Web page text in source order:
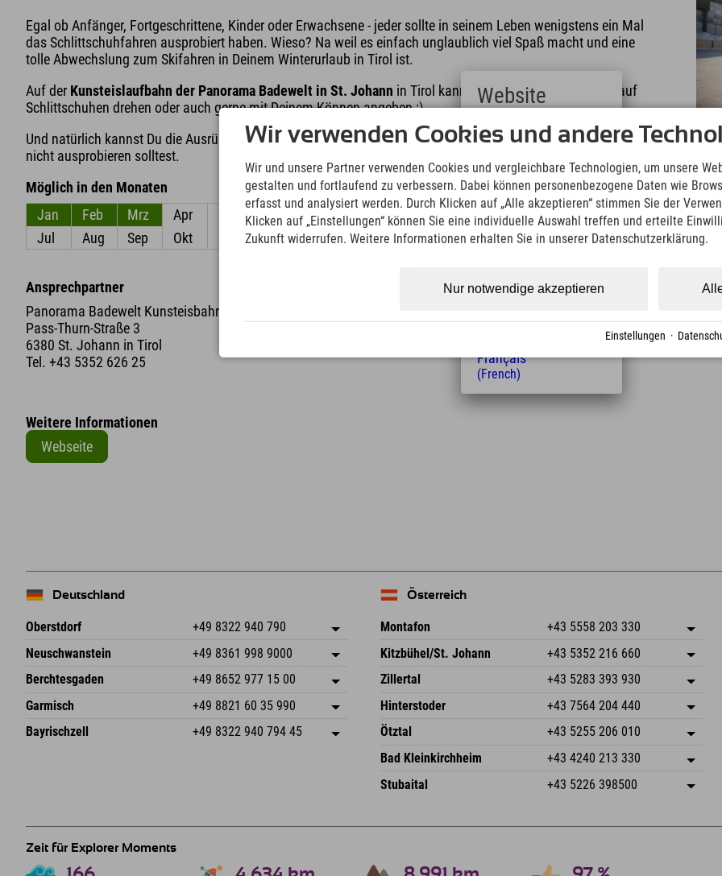
Egal ob Anfänger, Fortgeschrittene, Kinder oder Erwachsene - jeder sollte in seinem Leben wenigstens ein Mal
das Schlittschuhfahren ausprobiert haben. Wieso? Na weil es einfach unglaublich viel Spaß macht und eine
tolle Abwechslung zum Skifahren in Deinem Winterurlaub in Tirol ist.
Auf der Kunsteislaufbahn der Panorama Badewelt in St. Johann in Tirol kannst Du Deine ersten Runden auf
Schlittschuhen drehen oder auch gerne mit Deinem Können angeben ;)
Und natürlich kannst Du die Ausrüstung vor Ort ausleihen - wie Du siehst: Es gibt keine Ausreden, wieso Du es
nicht ausprobieren solltest.
Möglich in den Monaten
Jan
Feb Mrz Apr
Jun
Jul
Aug Sep Okt Dez
Ansprechpartner
Panorama Badewelt Kunsteisbahn
Pass-Thurn-Straße 3
6380 St. Johann in Tirol
Tel. +43 5352 626 25
Entfernung vom Hotel
1 km 5 Min. 14 Min.
Weitere Informationen
Webseite
Deutschland
Oberstdorf +49 8322 940 790
An der Breitach 3
Deutschland
Adresse speichern
Buchen
Neuschwanstein +49 8361 998 9000
An der Riese 45
87484 Nesselwang im Allgäu
Deutschland
Adresse speichern
Buchen
Berchtesgaden +49 8652 977 15 00
Hofreitstr. 7
Deutschland
Adresse speichern
Buchen
Garmisch +49 8821 60 35 990
Frickenstraße 22
82490 Farchant
Adresse speichern
Bayrischzell +49 8322 940 794 45
Österreich
Montafon +43 5558 203 330
Dorfstr. 127b
6793 Gaschurn/Montafon
Österreich
Adresse speichern
Buchen
Kitzbühel/St. Johann +43 5352 216 660
Speckbacherstraße 87
Österreich
Adresse speichern
Buchen
Zillertal +43 5283 393 930
Schmiedau 2
Österreich
Adresse speichern
Buchen
Hinterstoder +43 7564 204 440
Freizeitpark 10
Österreich
Adresse speichern
Buchen
Ötztal +43 5255 206 010
Gscheat 14
Österreich
Adresse speichern
Buchen
Bad Kleinkirchheim +43 4240 213 330
Dorfstraße 24
Adresse speichern
Mail senden
Stubaital +43 5226 398500
Zeit für Explorer Moments
Wir verwenden Cookies und andere
Wir und unsere Partner verwenden Cookies und vergleichbare Technologien, um unsere
gestalten und fortlaufend zu verbessern. Dabei können personenbezogene Daten wie
erfasst und analysiert werden. Durch Klicken auf „Alle akzeptieren“ stimmen Sie der
Klicken auf „Einstellungen“ können Sie eine individuelle Auswahl treffen und erteilte
Zukunft widerrufen. Weitere Informationen erhalten Sie in unserer Datenschutzerklärung.
Nur notwendige akzeptieren
Einstellungen ·
Website
Deutsch
(German)
English
(English)
Italiano
(Italian)
Čeština
(Czech)
Magyar
Nederlands
Français
(French)